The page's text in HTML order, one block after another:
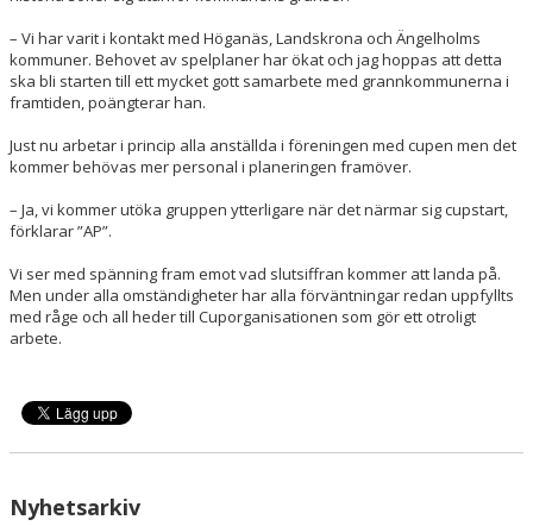
– Vi har varit i kontakt med Höganäs, Landskrona och Ängelholms
kommuner. Behovet av spelplaner har ökat och jag hoppas att detta
ska bli starten till ett mycket gott samarbete med grannkommunerna i
framtiden, poängterar han.
Just nu arbetar i princip alla anställda i föreningen med cupen men det
kommer behövas mer personal i planeringen framöver.
– Ja, vi kommer utöka gruppen ytterligare när det närmar sig cupstart,
förklarar ”AP”.
Vi ser med spänning fram emot vad slutsiffran kommer att landa på.
Men under alla omständigheter har alla förväntningar redan uppfyllts
med råge och all heder till Cuporganisationen som gör ett otroligt
arbete.
Nyhetsarkiv